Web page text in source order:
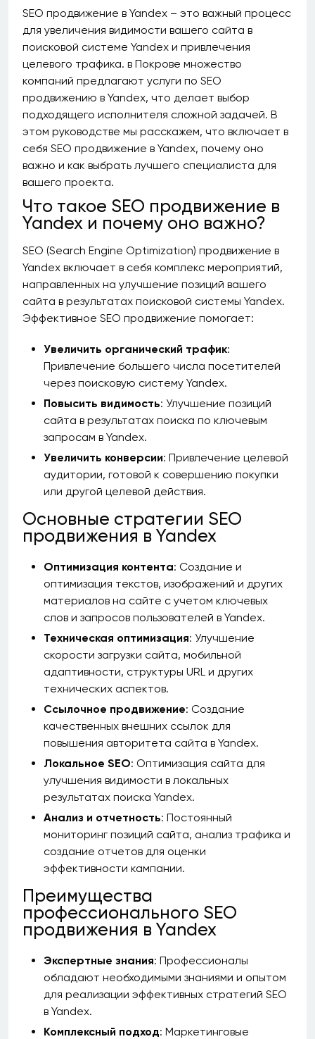
SEO продвижение в Yandex – это важный процесс
для увеличения видимости вашего сайта в
поисковой системе Yandex и привлечения
целевого трафика. в Покрове множество
компаний предлагают услуги по SEO
продвижению в Yandex, что делает выбор
подходящего исполнителя сложной задачей. В
этом руководстве мы расскажем, что включает в
себя SEO продвижение в Yandex, почему оно
важно и как выбрать лучшего специалиста для
вашего проекта.
Что такое SEO продвижение в
Yandex и почему оно важно?
SEO (Search Engine Optimization) продвижение в
Yandex включает в себя комплекс мероприятий,
направленных на улучшение позиций вашего
сайта в результатах поисковой системы Yandex.
Эффективное SEO продвижение помогает:
Увеличить органический трафик:
Привлечение большего числа посетителей
через поисковую систему Yandex.
Повысить видимость: Улучшение позиций
сайта в результатах поиска по ключевым
запросам в Yandex.
Увеличить конверсии: Привлечение целевой
аудитории, готовой к совершению покупки
или другой целевой действия.
Основные стратегии SEO
продвижения в Yandex
Оптимизация контента: Создание и
оптимизация текстов, изображений и других
материалов на сайте с учетом ключевых
слов и запросов пользователей в Yandex.
Техническая оптимизация: Улучшение
скорости загрузки сайта, мобильной
адаптивности, структуры URL и других
технических аспектов.
Ссылочное продвижение: Создание
качественных внешних ссылок для
повышения авторитета сайта в Yandex.
Локальное SEO: Оптимизация сайта для
улучшения видимости в локальных
результатах поиска Yandex.
Анализ и отчетность: Постоянный
мониторинг позиций сайта, анализ трафика и
создание отчетов для оценки
эффективности кампании.
Преимущества
профессионального SEO
продвижения в Yandex
Экспертные знания: Профессионалы
обладают необходимыми знаниями и опытом
для реализации эффективных стратегий SEO
в Yandex.
Комплексный подход: Маркетинговые